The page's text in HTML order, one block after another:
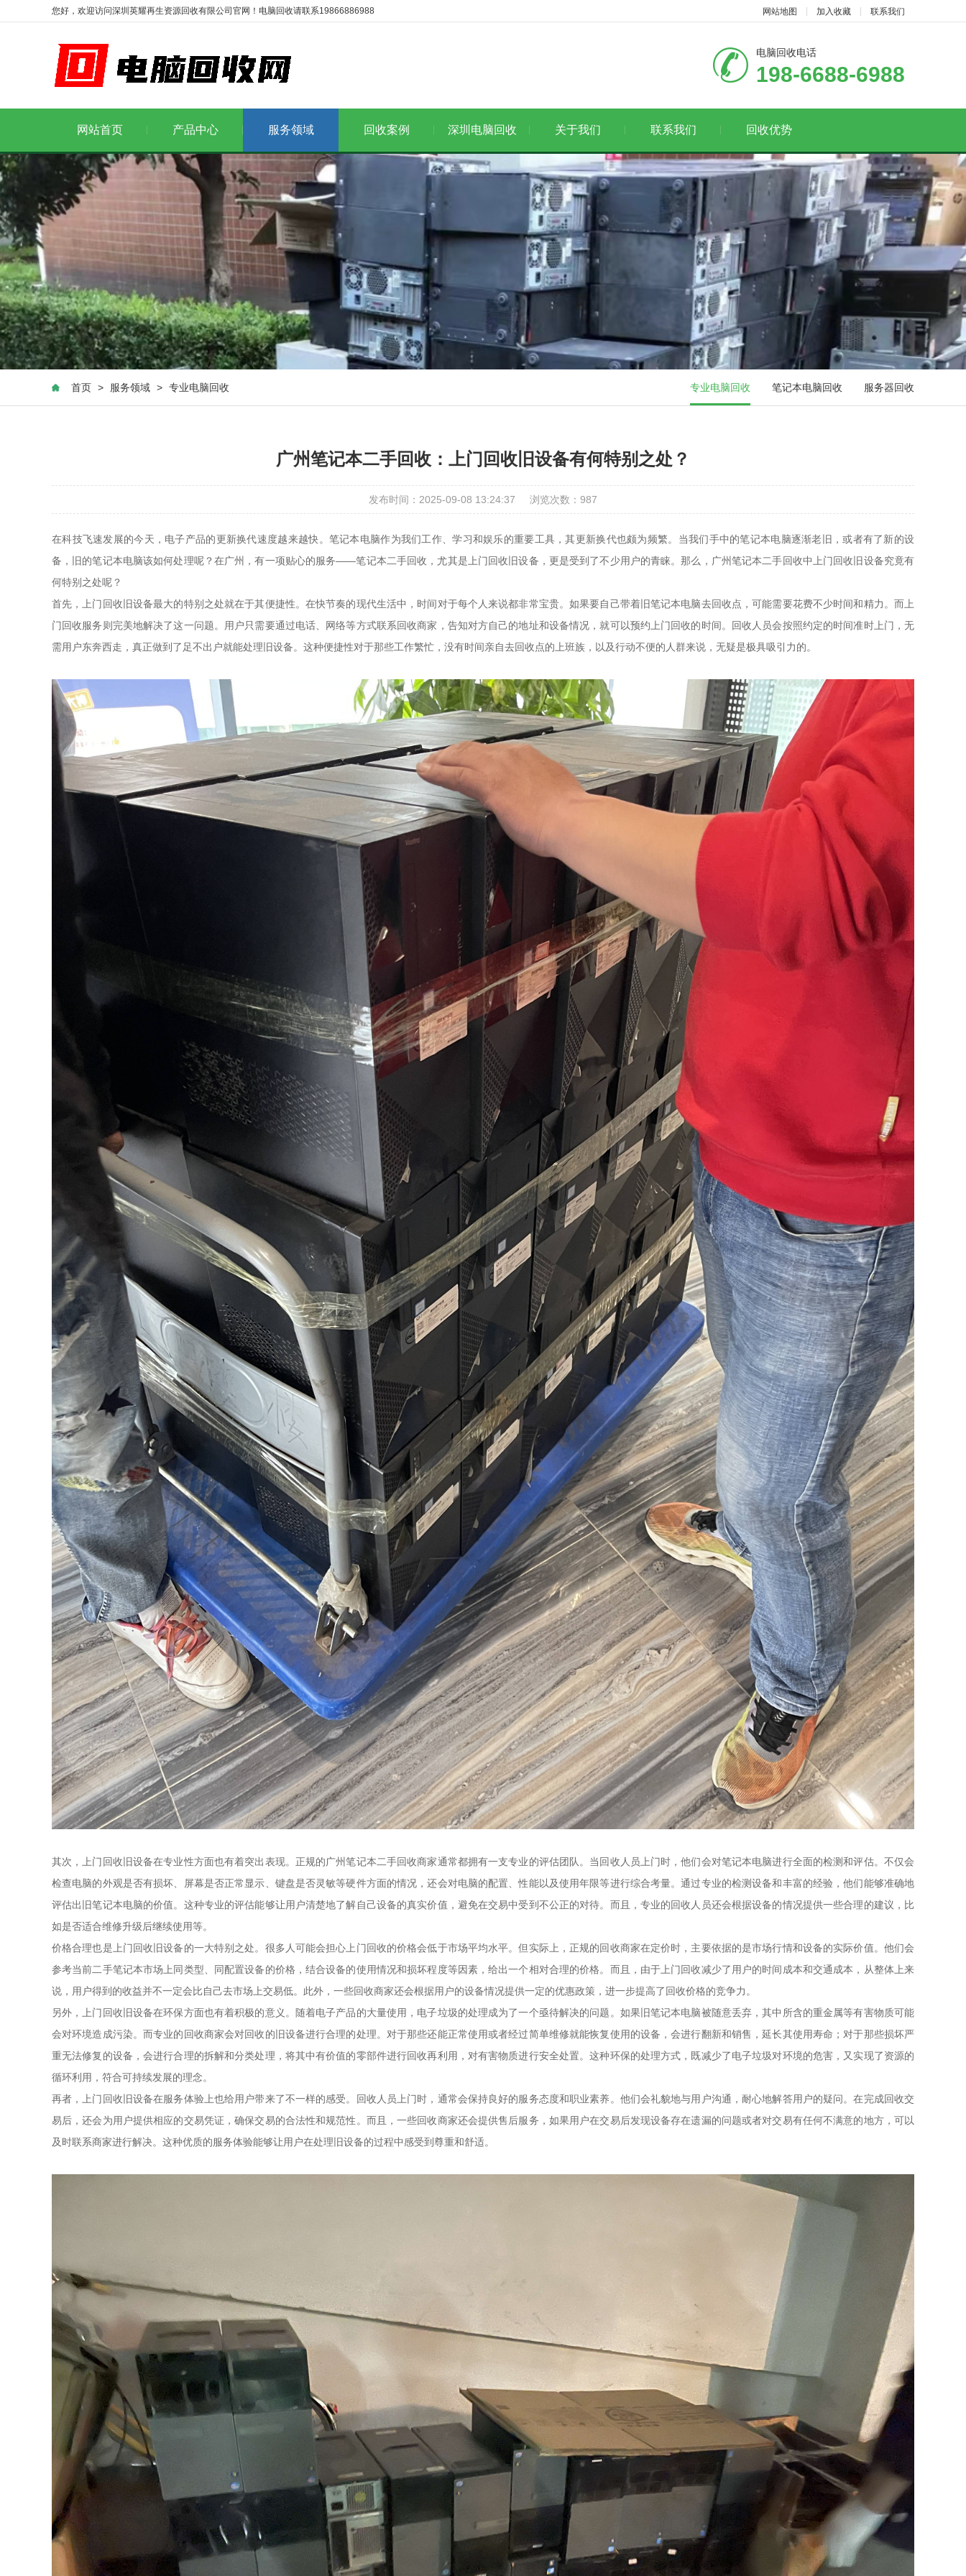
您好，欢迎访问深圳英耀再生资源回收有限公司官网！电脑回收请联系19866886988 网站地图 加入收藏 联系我们
电脑回收电话
198-6688-6988
网站首页 产品中心 服务领域 回收案例 深圳电脑回收 关于我们 联系我们 回收优势
首页 > 服务领域 > 专业电脑回收 专业电脑回收 笔记本电脑回收 服务器回收
广州笔记本二手回收：上门回收旧设备有何特别之处？
发布时间：2025-09-08 13:24:37 浏览次数： 987
在科技飞速发展的今天，电子产品的更新换代速度越来越快。笔记本电脑作为我们工作、学习和娱乐的重要工具，其更新换代也颇为频繁。当我们手中的笔记本电脑逐渐老旧，或者有了新的设
备，旧的笔记本电脑该如何处理呢？在广州，有一项贴心的服务——笔记本二手回收，尤其是上门回收旧设备，更是受到了不少用户的青睐。那么，广州笔记本二手回收中上门回收旧设备究竟有
何特别之处呢？
首先，上门回收旧设备最大的特别之处就在于其便捷性。在快节奏的现代生活中，时间对于每个人来说都非常宝贵。如果要自己带着旧笔记本电脑去回收点，可能需要花费不少时间和精力。而上
门回收服务则完美地解决了这一问题。用户只需要通过电话、网络等方式联系回收商家，告知对方自己的地址和设备情况，就可以预约上门回收的时间。回收人员会按照约定的时间准时上门，无
需用户东奔西走，真正做到了足不出户就能处理旧设备。这种便捷性对于那些工作繁忙，没有时间亲自去回收点的上班族，以及行动不便的人群来说，无疑是极具吸引力的。
其次，上门回收旧设备在专业性方面也有着突出表现。正规的广州笔记本二手回收商家通常都拥有一支专业的评估团队。当回收人员上门时，他们会对笔记本电脑进行全面的检测和评估。不仅会
检查电脑的外观是否有损坏、屏幕是否正常显示、键盘是否灵敏等硬件方面的情况，还会对电脑的配置、性能以及使用年限等进行综合考量。通过专业的检测设备和丰富的经验，他们能够准确地
评估出旧笔记本电脑的价值。这种专业的评估能够让用户清楚地了解自己设备的真实价值，避免在交易中受到不公正的对待。而且，专业的回收人员还会根据设备的情况提供一些合理的建议，比
如是否适合维修升级后继续使用等。
价格合理也是上门回收旧设备的一大特别之处。很多人可能会担心上门回收的价格会低于市场平均水平。但实际上，正规的回收商家在定价时，主要依据的是市场行情和设备的实际价值。他们会
参考当前二手笔记本市场上同类型、同配置设备的价格，结合设备的使用情况和损坏程度等因素，给出一个相对合理的价格。而且，由于上门回收减少了用户的时间成本和交通成本，从整体上来
说，用户得到的收益并不一定会比自己去市场上交易低。此外，一些回收商家还会根据用户的设备情况提供一定的优惠政策，进一步提高了回收价格的竞争力。
另外，上门回收旧设备在环保方面也有着积极的意义。随着电子产品的大量使用，电子垃圾的处理成为了一个亟待解决的问题。如果旧笔记本电脑被随意丢弃，其中所含的重金属等有害物质可能
会对环境造成污染。而专业的回收商家会对回收的旧设备进行合理的处理。对于那些还能正常使用或者经过简单维修就能恢复使用的设备，会进行翻新和销售，延长其使用寿命；对于那些损坏严
重无法修复的设备，会进行合理的拆解和分类处理，将其中有价值的零部件进行回收再利用，对有害物质进行安全处置。这种环保的处理方式，既减少了电子垃圾对环境的危害，又实现了资源的
循环利用，符合可持续发展的理念。
再者，上门回收旧设备在服务体验上也给用户带来了不一样的感受。回收人员上门时，通常会保持良好的服务态度和职业素养。他们会礼貌地与用户沟通，耐心地解答用户的疑问。在完成回收交
易后，还会为用户提供相应的交易凭证，确保交易的合法性和规范性。而且，一些回收商家还会提供售后服务，如果用户在交易后发现设备存在遗漏的问题或者对交易有任何不满意的地方，可以
及时联系商家进行解决。这种优质的服务体验能够让用户在处理旧设备的过程中感受到尊重和舒适。